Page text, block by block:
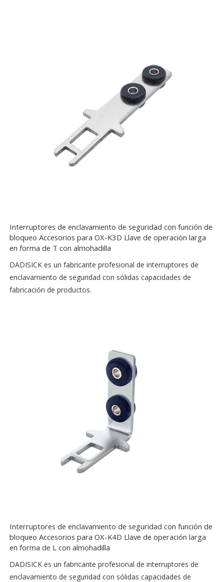
Interruptores de enclavamiento de seguridad con función de
bloqueo Accesorios para OX-K3D Llave de operación larga
en forma de T con almohadilla
DADISICK es un fabricante profesional de interruptores de
enclavamiento de seguridad con sólidas capacidades de
fabricación de productos.
Interruptores de enclavamiento de seguridad con función de
bloqueo Accesorios para OX-K4D Llave de operación larga
en forma de L con almohadilla
DADISICK es un fabricante profesional de interruptores de
enclavamiento de seguridad con sólidas capacidades de